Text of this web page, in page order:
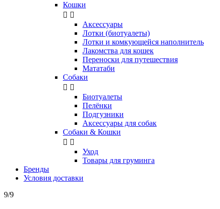
Кошки
 
Аксессуары
Лотки (биотуалеты)
Лотки и комкующейся наполнитель
Лакомства для кошек
Переноски для путешествия
Мататаби
Собаки
 
Биотуалеты
Пелёнки
Подгузники
Аксессуары для собак
Собаки & Кошки
 
Уход
Товары для груминга
Бренды
Условия доставки
9/9